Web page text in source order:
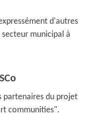
d'autres
municipal à
partenaires du projet
communities".